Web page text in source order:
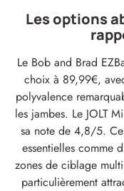
Les options
Le Bob and Brad
choix à 89,99€,
polyvalence
les jambes. Le JOLT
sa note de 4,8/5.
essentielles comme
zones de ciblage
particulièrement